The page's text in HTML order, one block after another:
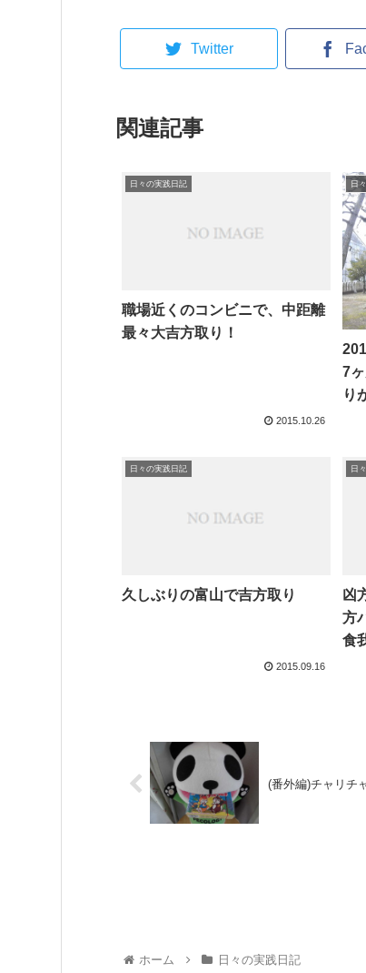
Twitter
関連記事
日々の実践日記
職場近くのコンビニで、中距離
最々大吉方取り！
2015.10.26
日
7
り
日々の実践日記
久しぶりの富山で吉方取り
2015.09.16
日
凶
方
食
(番外編)チャリチ
ホーム 日々の実践日記